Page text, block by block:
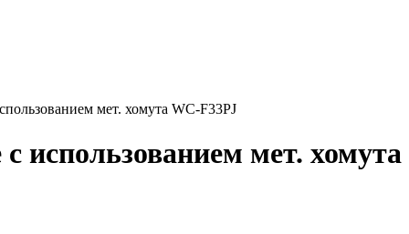
мет. хомута WC-F33PJ
использованием мет. хомута